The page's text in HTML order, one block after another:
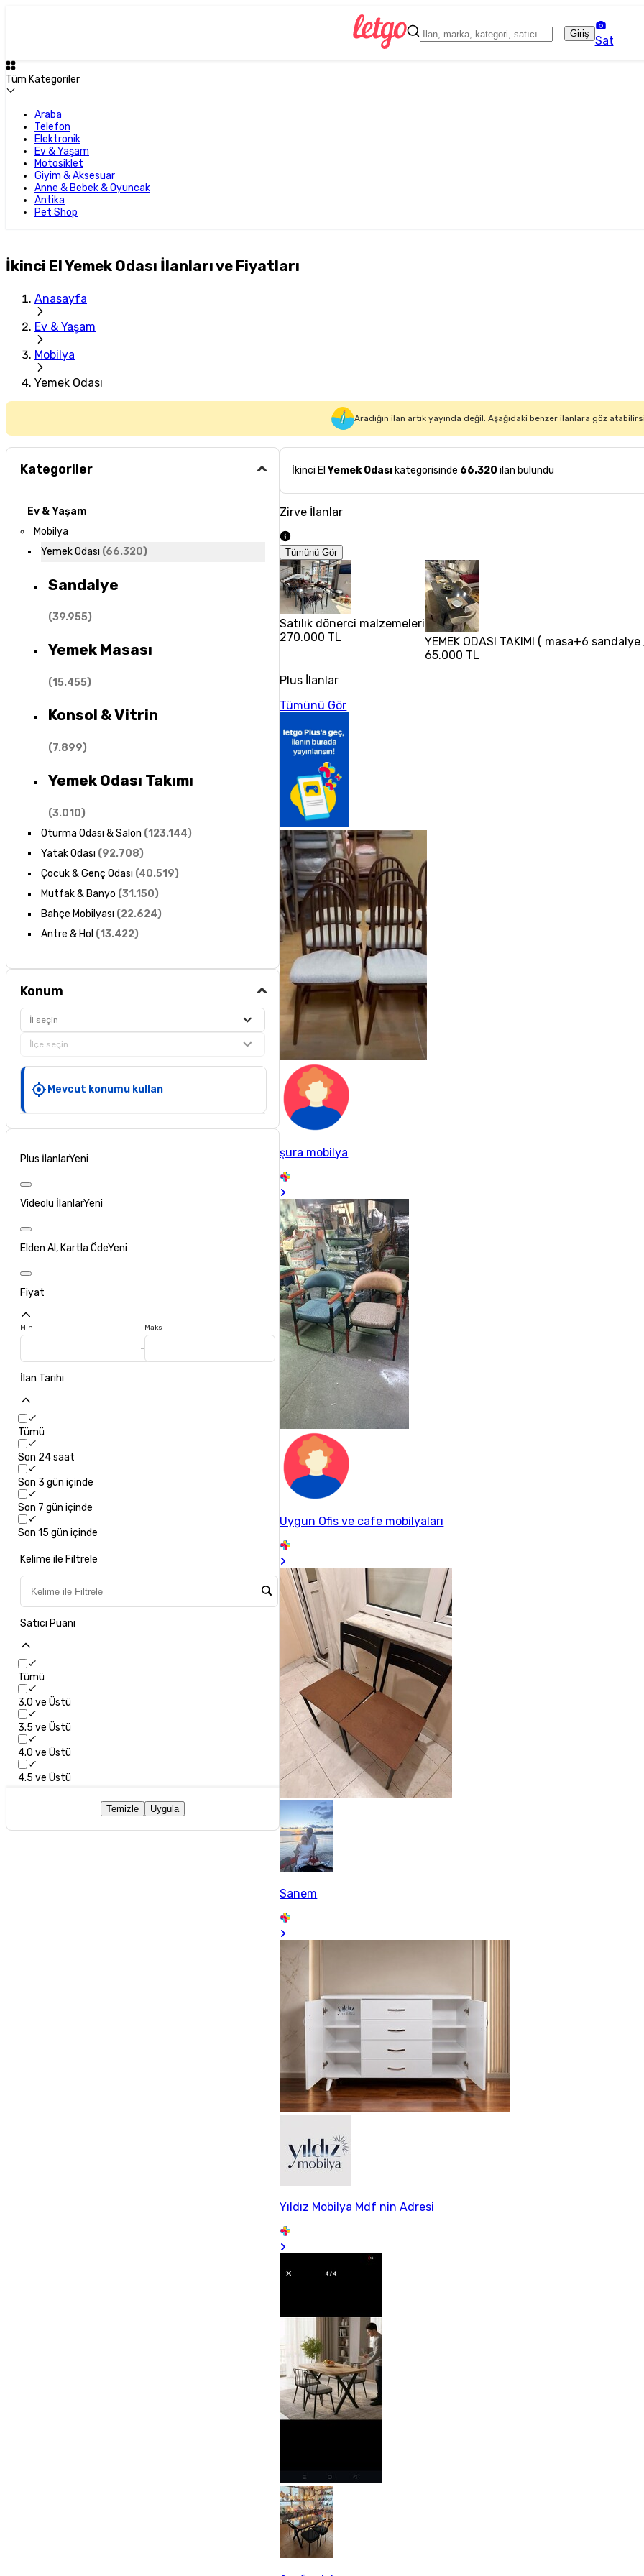
Giriş
Sat
Tüm Kategoriler
Araba
Telefon
Elektronik
Ev & Yaşam
Motosiklet
Giyim & Aksesuar
Anne & Bebek & Oyuncak
Antika
Pet Shop
İkinci El Yemek Odası İlanları ve Fiyatları
Anasayfa
Ev & Yaşam
Mobilya
Yemek Odası
Aradığın ilan artık yayında değil. Aşağıdaki benzer ilanlara göz
Kategoriler
Ev & Yaşam
Mobilya
Yemek Odası (66.320)
Sandalye
(39.955)
Yemek Masası
(15.455)
Konsol & Vitrin
(7.899)
Yemek Odası Takımı
(3.010)
Oturma Odası & Salon (123.144)
Yatak Odası (92.708)
Çocuk & Genç Odası (40.519)
Mutfak & Banyo (31.150)
Bahçe Mobilyası (22.624)
Antre & Hol (13.422)
Konum
İl seçin
İlçe seçin
Mevcut konumu kullan
Plus İlanlarYeni
Videolu İlanlarYeni
Elden Al, Kartla ÖdeYeni
Fiyat
Min Maks
İlan Tarihi
Tümü
Son 24 saat
Son 3 gün içinde
Son 7 gün içinde
Son 15 gün içinde
Kelime ile Filtrele
Satıcı Puanı
Tümü
3.0 ve Üstü
3.5 ve Üstü
4.0 ve Üstü
4.5 ve Üstü
Temizle Uygula
İkinci ElYemek Odası kategorisinde 66.320 ilan bulundu
Zirve İlanlar
Tümünü Gör
Satılık dönerci malzemeleri
270.000 TL
YEMEK ODASI TAKIMI ( masa+6
65.000 TL
Plus İlanlar
Tümünü Gör
şura mobilya
Uygun Ofis ve cafe mobilyaları
Sanem
Yıldız Mobilya Mdf nin Adresi